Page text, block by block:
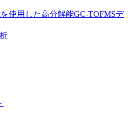
を使用した高分解能GC-TOFMSデ